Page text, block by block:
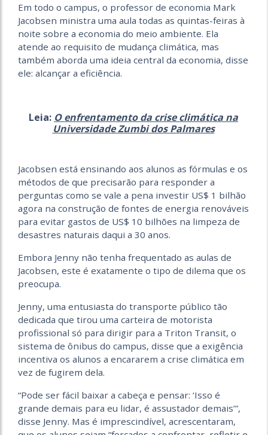
Em todo o campus, o professor de economia Mark
Jacobsen ministra uma aula todas as quintas-feiras à
noite sobre a economia do meio ambiente. Ela
atende ao requisito de mudança climática, mas
também aborda uma ideia central da economia, disse
ele: alcançar a eficiência.
Leia: O enfrentamento da crise climática na
Universidade Zumbi dos Palmares
Jacobsen está ensinando aos alunos as fórmulas e os
métodos de que precisarão para responder a
perguntas como se vale a pena investir US$ 1 bilhão
agora na construção de fontes de energia renováveis
​​para evitar gastos de US$ 10 bilhões na limpeza de
desastres naturais daqui a 30 anos.
Embora Jenny não tenha frequentado as aulas de
Jacobsen, este é exatamente o tipo de dilema que os
preocupa.
Jenny, uma entusiasta do transporte público tão
dedicada que tirou uma carteira de motorista
profissional só para dirigir para a Triton Transit, o
sistema de ônibus do campus, disse que a exigência
incentiva os alunos a encararem a crise climática em
vez de fugirem dela.
“Pode ser fácil baixar a cabeça e pensar: ‘Isso é
grande demais para eu lidar, é assustador demais’”,
disse Jenny. Mas é imprescindível, acrescentaram,